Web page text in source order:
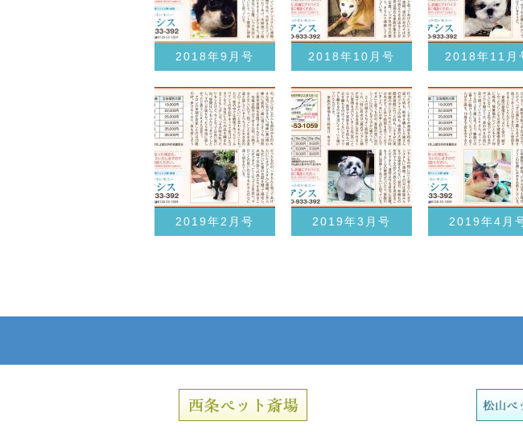
2018年9月号 2018年10月号 2018年11月
2019年2月号 2019年3月号 2019年4月